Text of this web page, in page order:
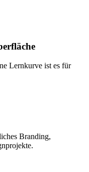
Lernkurve ist es für
Branding,